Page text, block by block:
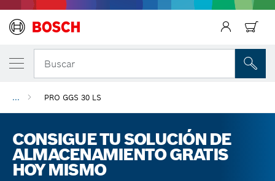
Buscar
... PRO GGS 30 LS
CONSIGUE TU SOLUCIÓN DE
ALMACENAMIENTO GRATIS
HOY MISMO